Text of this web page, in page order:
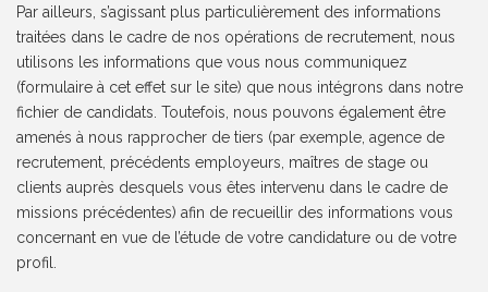
Par ailleurs, s’agissant plus particulièrement des informations
traitées dans le cadre de nos opérations de recrutement, nous
utilisons les informations que vous nous communiquez
(formulaire à cet effet sur le site) que nous intégrons dans notre
fichier de candidats. Toutefois, nous pouvons également être
amenés à nous rapprocher de tiers (par exemple, agence de
recrutement, précédents employeurs, maîtres de stage ou
clients auprès desquels vous êtes intervenu dans le cadre de
missions précédentes) afin de recueillir des informations vous
concernant en vue de l’étude de votre candidature ou de votre
profil.